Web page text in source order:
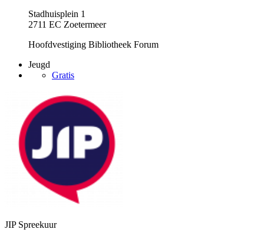
Stadhuisplein 1
2711 EC Zoetermeer
Hoofdvestiging Bibliotheek Forum
Jeugd
Gratis
JIP Spreekuur